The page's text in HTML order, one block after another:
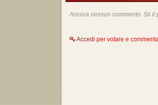
Ancora nessun commento. Sii il
Accedi per votare e